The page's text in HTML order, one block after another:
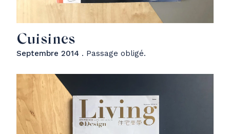
Cuisines
Septembre 2014 . Passage obligé.